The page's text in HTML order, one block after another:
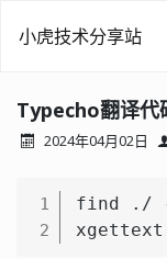
小虎技术分享站
Typecho翻译代
2024年04月02日
1
2
find ./